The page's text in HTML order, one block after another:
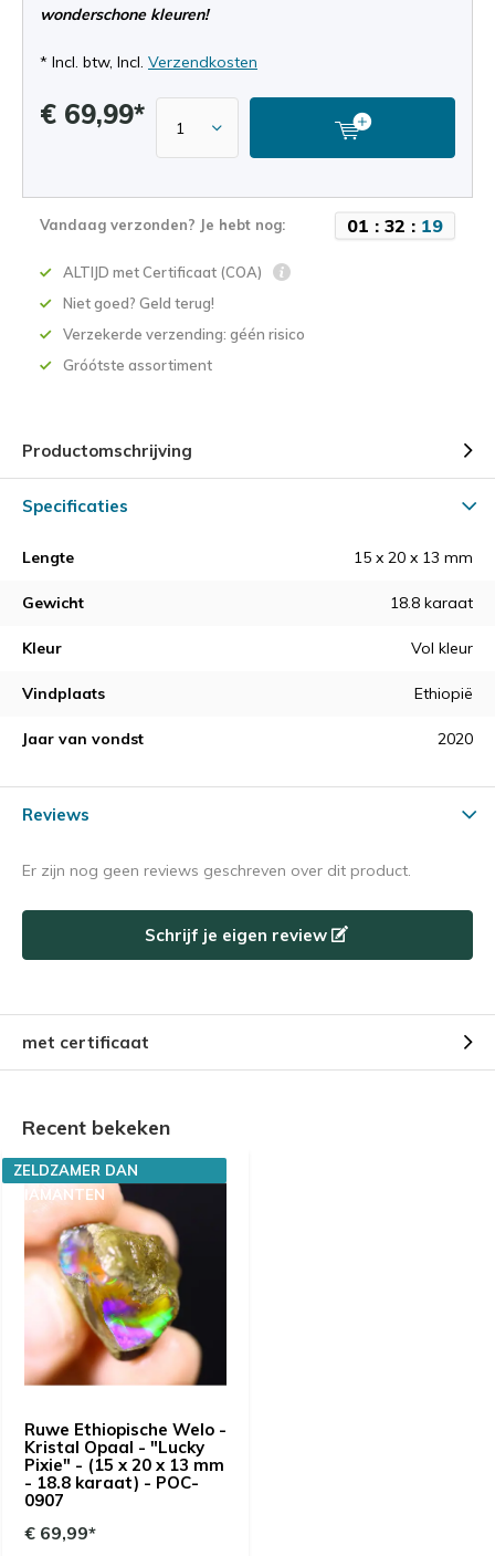
wonderschone kleuren!
* Incl. btw, Incl. Verzendkosten
€ 69,99*
Vandaag verzonden? Je hebt nog: 01 : 32 : 19
ALTIJD met Certificaat (COA)
Niet goed? Geld terug!
Verzekerde verzending: géén risico
Gróótste assortiment
Productomschrijving
Specificaties
Lengte 15 x 20 x 13 mm
Gewicht 18.8 karaat
Kleur Vol kleur
Vindplaats Ethiopië
Jaar van vondst 2020
Reviews
Er zijn nog geen reviews geschreven over dit product.
Schrijf je eigen review
met certificaat
Recent bekeken
Ruwe Ethiopische Welo -
Kristal Opaal - "Lucky
Pixie" - (15 x 20 x 13 mm
- 18.8 karaat) - POC-
0907
ZELDZAMER DAN
DIAMANTEN
€ 69,99*